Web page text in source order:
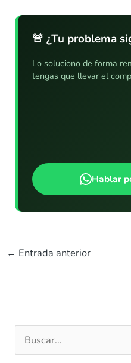
🚨 ¿Tu problema
Lo soluciono de forma
tengas que llevar el
Hablar
← Entrada anterior
u